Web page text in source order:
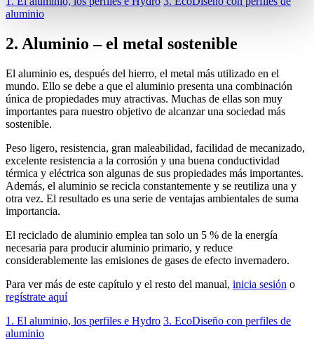
aluminio
2. Aluminio – el metal sostenible
El aluminio es, después del hierro, el metal más utilizado en el
mundo. Ello se debe a que el aluminio presenta una combinación
única de propiedades muy atractivas. Muchas de ellas son muy
importantes para nuestro objetivo de alcanzar una sociedad más
sostenible.
Peso ligero, resistencia, gran maleabilidad, facilidad de mecanizado,
excelente resistencia a la corrosión y una buena conductividad
térmica y eléctrica son algunas de sus propiedades más importantes.
Además, el aluminio se recicla constantemente y se reutiliza una y
otra vez. El resultado es una serie de ventajas ambientales de suma
importancia.
El reciclado de aluminio emplea tan solo un 5 % de la energía
necesaria para producir aluminio primario, y reduce
considerablemente las emisiones de gases de efecto invernadero.
Para ver más de este capítulo y el resto del manual, inicia sesión o
regístrate aquí
1. El aluminio, los perfiles e Hydro 3. EcoDiseño con perfiles de
aluminio